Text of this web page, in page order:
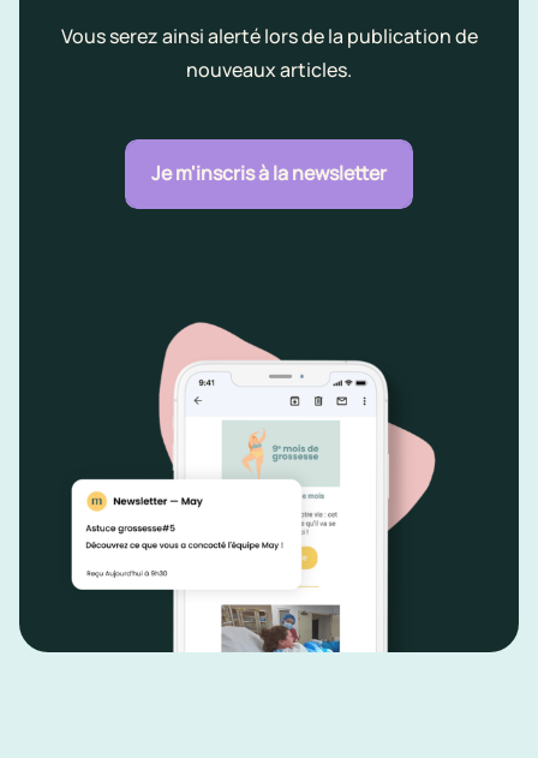
Vous serez ainsi alerté lors de la publication de
nouveaux articles.
Je m'inscris à la newsletter